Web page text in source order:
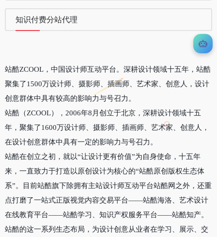
知识付费分站代理
站酷ZCOOL，中国设计师互动平台。深耕设计领域十五年，站酷
聚集了1500万设计师、摄影师、插画师、艺术家、创意人，设计
创意群体中具有较高的影响力与号召力。
站酷（ZCOOL），2006年8月创立于北京，深耕设计领域十五
年，聚集了1600万设计师、摄影师、插画师、艺术家、创意人，
在设计创意群体中具有一定的影响力与号召力。
站酷在创立之初，就以“让设计更有价值”为自身使命，十五年
来，一直致力于打造以原创设计为核心的“站酷原创版权生态体
系”。目前站酷旗下除拥有主站设计师互动平台站酷网之外，还重
点打磨了一站式正版视觉内容交易平台——站酷海洛、艺术设计
在线教育平台——站酷学习、知识产权服务平台——站酷知产。
站酷的这一系列生态布局，为设计创意从业者在学习、展示、交